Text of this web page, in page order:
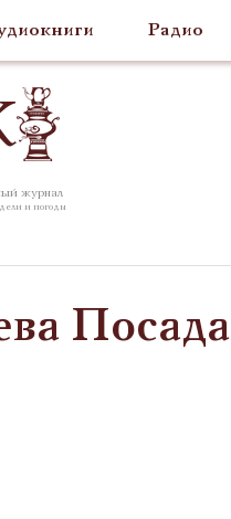
Радио
журнал
и погоды
Посада